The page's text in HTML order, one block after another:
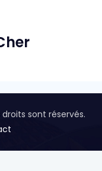
droits sont réservés.